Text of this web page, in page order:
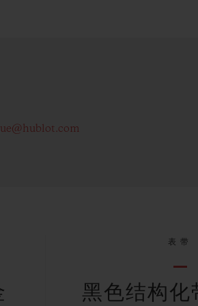
表带
黑色结构化